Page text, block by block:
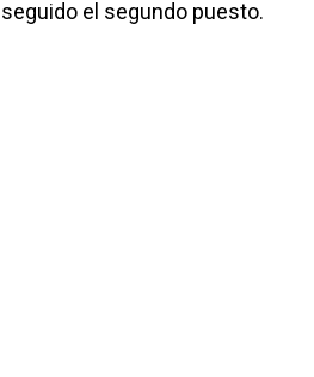
el segundo puesto.